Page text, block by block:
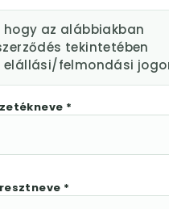
hogy az alábbiakban
tekintetében
elállási/felmondási
*
*